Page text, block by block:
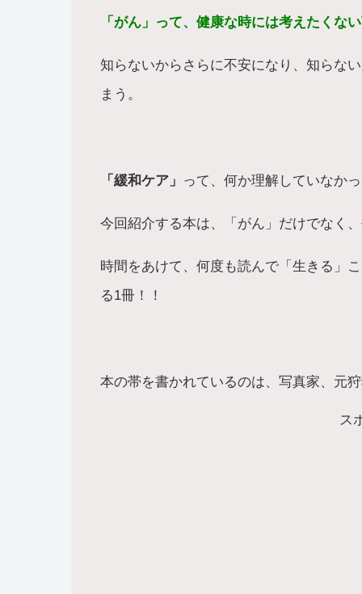
「がん」って、健康な時には考えたくな
知らないからさらに不安になり、知らな
まう。
「緩和ケア」 って、何か理解していなか
今回紹介する本は、「がん」だけでなく、
時間をあけて、何度も読んで「生きる」
る1冊！！
本の帯を書かれているのは、写真家、元
ス